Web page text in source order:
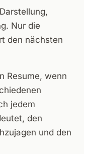
Darstellung,
Nur die
den nächsten
Resume, wenn
jedem
den
und den